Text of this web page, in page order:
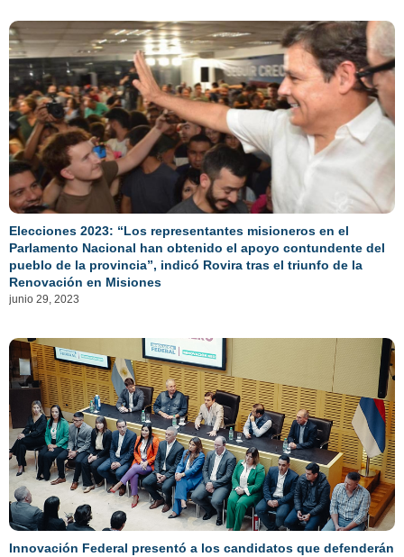
Elecciones 2023: “Los representantes misioneros en el
Parlamento Nacional han obtenido el apoyo contundente del
pueblo de la provincia”, indicó Rovira tras el triunfo de la
Renovación en Misiones
junio 29, 2023
Innovación Federal presentó a los candidatos que defenderán